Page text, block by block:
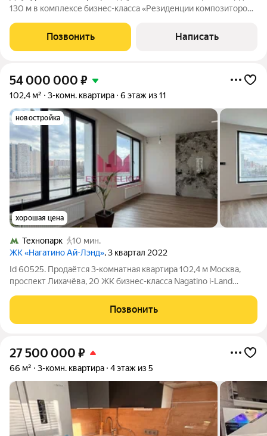
130 м в комплексе бизнес-класса «Резиденции композиторов»
дизайнерской отделкой в современном стиле расположена на
третьем этаже.
Позвонить Написать
54 000 000 ₽
102,4 м² 3-комн. квартира 6 этаж из 11
новостройка
хорошая цена
Технопарк
10 мин.
ЖК «Нагатино Ай-Лэнд», 3 квартал 2022
Id 60525. Продаётся 3-комнатная квартира 102,4 м Москва,
проспект Лихачёва, 20 ЖК бизнес-класса Nagatino i-Land
мин. пешком О квартире Просторная 3-комнатная квартира в
современном
Позвонить
27 500 000 ₽
66 м² 3-комн. квартира 4 этаж из 5